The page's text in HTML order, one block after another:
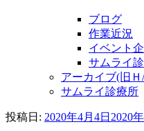
ブログ
作業近況
イベント
サムライ
アーカイブ(旧Ｈ
サムライ診療所
投稿日: 2020年4月4日 2020